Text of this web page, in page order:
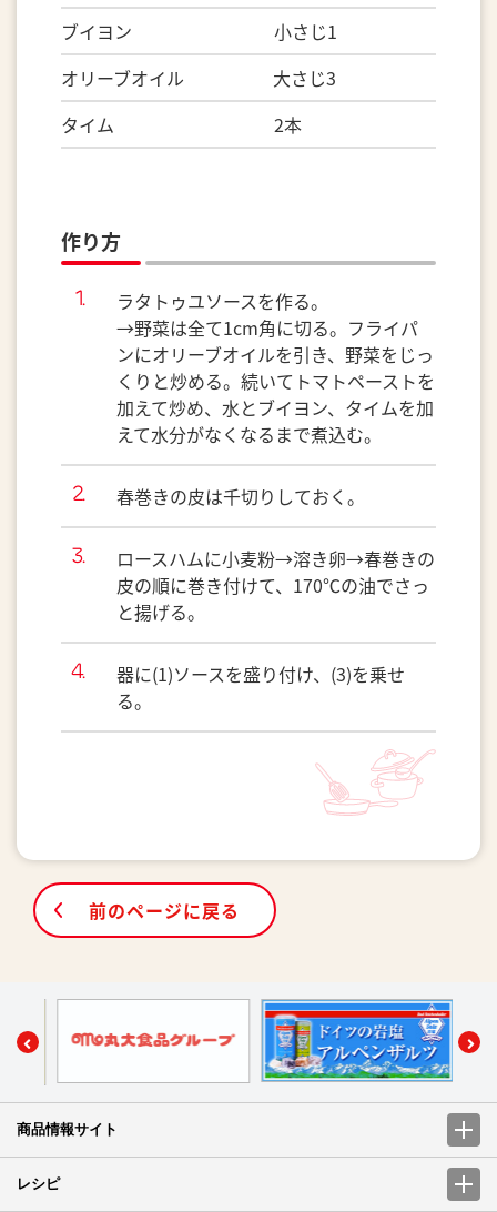
ブイヨン 小さじ1
オリーブオイル 大さじ3
タイム 2本
作り方
ラタトゥユソースを作る。
→野菜は全て1cm角に切る。フライパ
ンにオリーブオイルを引き、野菜をじっ
くりと炒める。続いてトマトペーストを
加えて炒め、水とブイヨン、タイムを加
えて水分がなくなるまで煮込む。
春巻きの皮は千切りしておく。
ロースハムに小麦粉→溶き卵→春巻きの
皮の順に巻き付けて、170℃の油でさっ
と揚げる。
器に(1)ソースを盛り付け、(3)を乗せ
る。
前のページに戻る
商品情報サイト
レシピ